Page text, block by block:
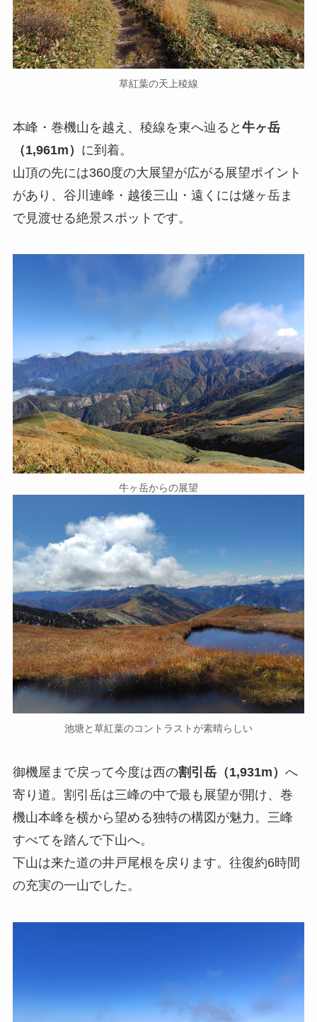
草紅葉の天上稜線
本峰・巻機山を越え、稜線を東へ辿ると 牛ヶ岳
（1,961m） に到着。
山頂の先には360度の大展望が広がる展望ポイント
があり、谷川連峰・越後三山・遠くには燧ヶ岳ま
で見渡せる絶景スポットです。
牛ヶ岳からの展望
池塘と草紅葉のコントラストが素晴らしい
御機屋まで戻って今度は西の割引岳（1,931m） へ
寄り道。割引岳は三峰の中で最も展望が開け、巻
機山本峰を横から望める独特の構図が魅力。三峰
すべてを踏んで下山へ。
下山は来た道の井戸尾根を戻ります。往復約6時間
の充実の一山でした。